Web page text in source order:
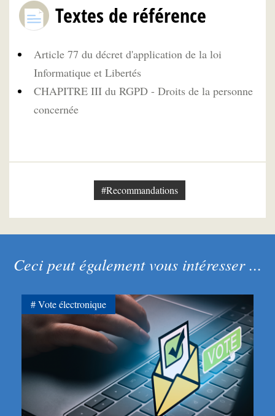
Textes de référence
Article 77 du décret d'application de la loi
Informatique et Libertés
CHAPITRE III du RGPD - Droits de la personne
concernée
#Recommandations
Ceci peut également vous intéresser ...
Vote électronique